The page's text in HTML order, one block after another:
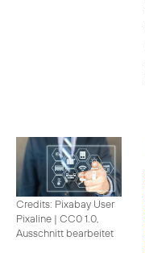
Credits: Pixabay User
Pixaline | CC0 1.0,
Ausschnitt bearbeitet